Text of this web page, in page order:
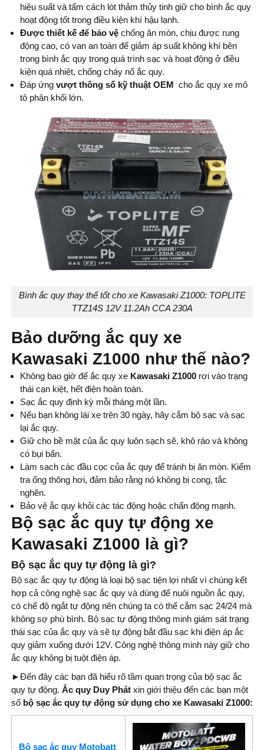
hiệu suất và tấm cách lót thảm thủy tinh giữ cho bình ắc quy
hoạt động tốt trong điều kiện khí hậu lạnh.
Được thiết kế để bảo vệ chống ăn mòn, chịu được rung
động cao, có van an toàn để giảm áp suất không khí bên
trong bình ắc quy trong quá trình sạc và hoạt động ở điều
kiện quá nhiệt, chống cháy nổ ắc quy.
Đáp ứng vượt thông số kỹ thuật OEM cho ắc quy xe mô
tô phân khối lớn.
Bình ắc quy thay thế tốt cho xe Kawasaki Z1000: TOPLITE
TTZ14S 12V 11.2Ah CCA 230A
Bảo dưỡng ắc quy xe
Kawasaki Z1000 như thế nào?
Không bao giờ để ắc quy xe Kawasaki Z1000 rơi vào trạng
thái cạn kiệt, hết điện hoàn toàn.
Sạc ắc quy định kỳ mỗi tháng một lần.
Nếu bạn không lái xe trên 30 ngày, hãy cắm bộ sạc và sạc
lại ắc quy.
Giữ cho bề mặt của ắc quy luôn sạch sẽ, khô ráo và không
có bụi bẩn.
Làm sạch các đầu cọc của ắc quy để tránh bị ăn mòn. Kiểm
tra ống thông hơi, đảm bảo rằng nó không bị cong, tắc
nghẽn.
Bảo vệ ắc quy khỏi các tác động hoặc chấn động mạnh.
Bộ sạc ắc quy tự động xe
Kawasaki Z1000 là gì?
Bộ sạc ắc quy tự động là gì?
Bộ sạc ắc quy tự động là loại bộ sạc tiện lợi nhất vì chúng kết
hợp cả công nghệ sạc ắc quy và dùng để nuôi nguồn ắc quy,
có chế độ ngắt tự động nên chúng ta có thể cắm sạc 24/24 mà
không sợ phù bình. Bộ sạc tự động thông minh giám sát trạng
thái sạc của ắc quy và sẽ tự động bắt đầu sạc khi điện áp ắc
quy giảm xuống dưới 12V. Công nghệ thông minh này giữ cho
ắc quy không bị tuột điện áp.
►Đến đây các bạn đã hiểu rõ tầm quan trọng của bộ sạc ắc
quy tự động. Ắc quy Duy Phát xin giới thiệu đến các bạn một
số bộ sạc ắc quy tự động sử dụng cho xe Kawasaki Z1000:
Bộ sạc ắc quy Motobatt